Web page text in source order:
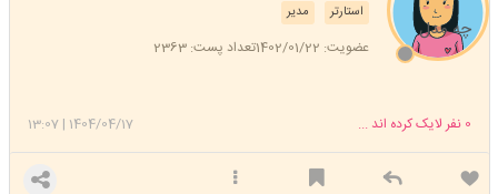
مدیر استارتر
عضویت: 1402/01/22 تعداد پست: 2363
چه مدل
1404/04/17
|
13:07 0 نفر لایک کرده اند ...